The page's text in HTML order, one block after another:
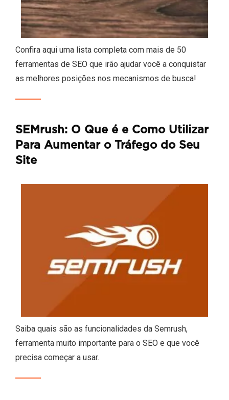
Confira aqui uma lista completa com mais de 50
ferramentas de SEO que irão ajudar você a conquistar
as melhores posições nos mecanismos de busca!
SEMrush: O Que é e Como Utilizar
Para Aumentar o Tráfego do Seu
Site
Saiba quais são as funcionalidades da Semrush,
ferramenta muito importante para o SEO e que você
precisa começar a usar.